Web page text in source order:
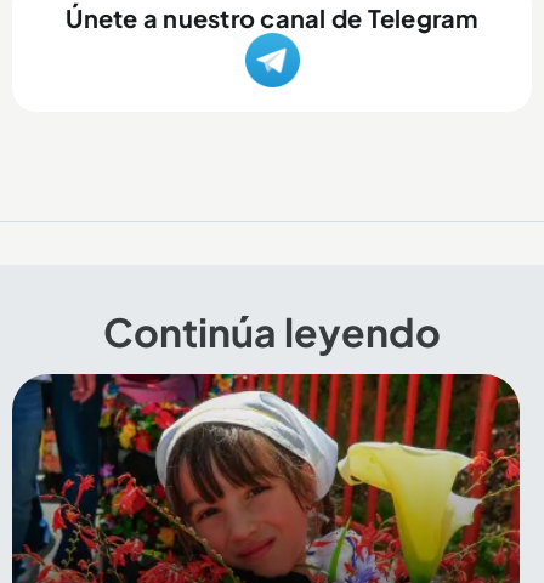
Únete a nuestro canal de Telegram
Continúa leyendo